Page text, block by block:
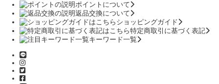
ポイントについて
返品交換について
ショッピングガイド
特定商取引に基づく表記
キーワード一覧